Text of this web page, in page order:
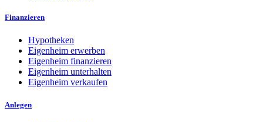
Finanzieren
Hypotheken
Eigenheim erwerben
Eigenheim finanzieren
Eigenheim unterhalten
Eigenheim verkaufen
Anlegen